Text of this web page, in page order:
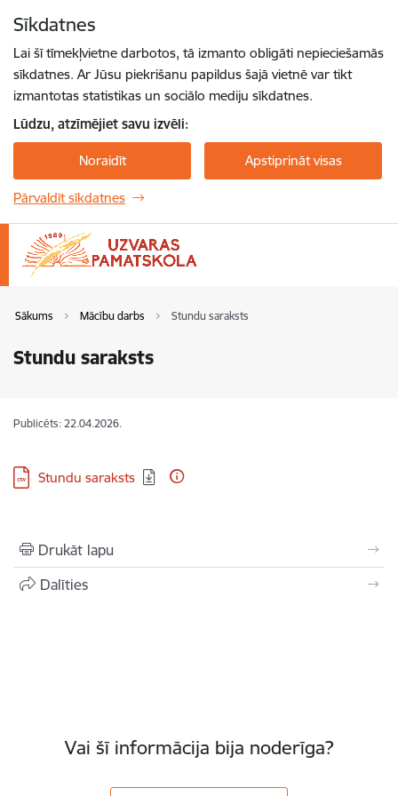
Sīkdatnes
Lai šī tīmekļvietne darbotos, tā izmanto obligāti nepieciešamās
sīkdatnes. Ar Jūsu piekrišanu papildus šajā vietnē var tikt
izmantotas statistikas un sociālo mediju sīkdatnes.
Lūdzu, atzīmējiet savu izvēli:
Noraidīt Apstiprināt visas
Pārvaldīt sīkdatnes
Sākums Mācību darbs Stundu saraksts
Stundu saraksts
Publicēts: 22.04.2026.
Lejupielādēt:
Stundu saraksts
Drukāt lapu
Dalīties
Vai šī informācija bija noderīga?